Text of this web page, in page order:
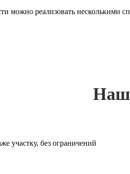
можно реализовать несколькими
участку, без ограничений